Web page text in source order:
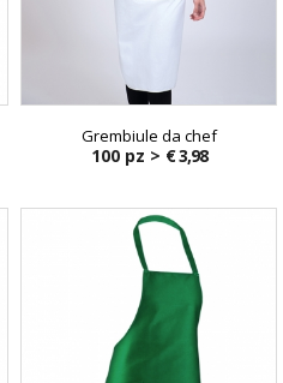
Grembiule da chef
100 pz > € 3,98